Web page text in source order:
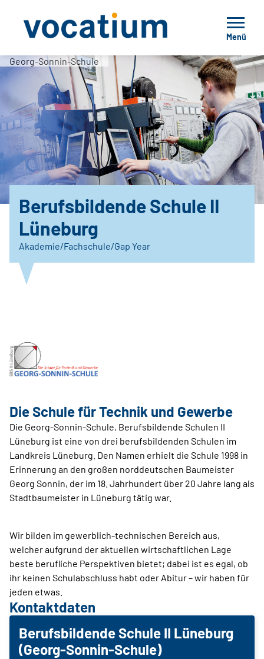
Menü
Georg-Sonnin-Schule
Berufsbildende Schule II
Lüneburg
Akademie/Fachschule/Gap Year
Die Schule für Technik und Gewerbe
Die Georg-Sonnin-Schule, Berufsbildende Schulen II
Lüneburg ist eine von drei berufsbildenden Schulen im
Landkreis Lüneburg. Den Namen erhielt die Schule 1998 in
Erinnerung an den großen norddeutschen Baumeister
Georg Sonnin, der im 18. Jahrhundert über 20 Jahre lang als
Stadtbaumeister in Lüneburg tätig war.
Wir bilden im gewerblich-technischen Bereich aus,
welcher aufgrund der aktuellen wirtschaftlichen Lage
beste berufliche Perspektiven bietet; dabei ist es egal, ob
ihr keinen Schulabschluss habt oder Abitur – wir haben für
jeden etwas.
Kontaktdaten
Berufsbildende Schule II Lüneburg
(Georg-Sonnin-Schule)